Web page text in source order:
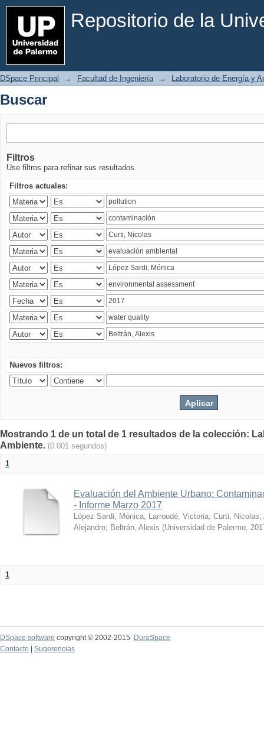
Repositorio de la
Buscar
DSpace Principal → Facultad de Ingeniería → Laboratorio de Energía y
Buscar
Filtros
Use filtros para refinar sus resultados.
Filtros actuales:
Nuevos filtros:
Mostrando 1 de un total de 1 resultados de la colección:
Ambiente. (0.001 segundos)
1
Evaluación del Ambiente Urbano:
- Informe Marzo 2017
López Sardi, Mónica; Larroudé, Victoria; Curti, Nicolas;
Alejandro; Beltrán, Alexis (Universidad de Palermo,
1
DSpace software copyright © 2002-2015
DuraSpace
Contacto
Sugerencias